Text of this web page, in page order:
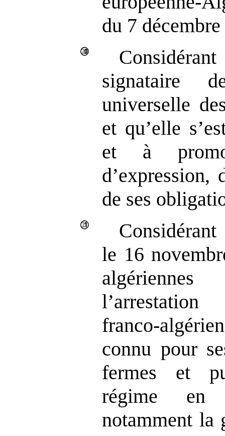
du 7
signataire
universelle
et qu’elle
et à
d’expression,
de ses
le 16
connu pour
fermes et
régime en
notamment la